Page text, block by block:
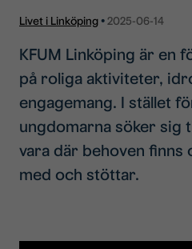
Livet i Linköping•2025-06-14
KFUM Linköping är en
på roliga aktiviteter,
engagemang. I stället
ungdomarna söker sig
vara där behoven finns
med och stöttar.